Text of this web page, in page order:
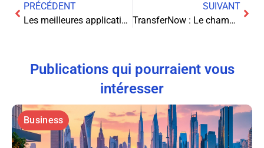
PRÉCÉDENT
Les meilleures applications IPTV pour téléviseurs Samsung en 2025
SUIVANT
TransferNow : Le champion français du transfert de fichiers qui séduit les utilisateurs
Publications qui pourraient vous
intéresser
Business